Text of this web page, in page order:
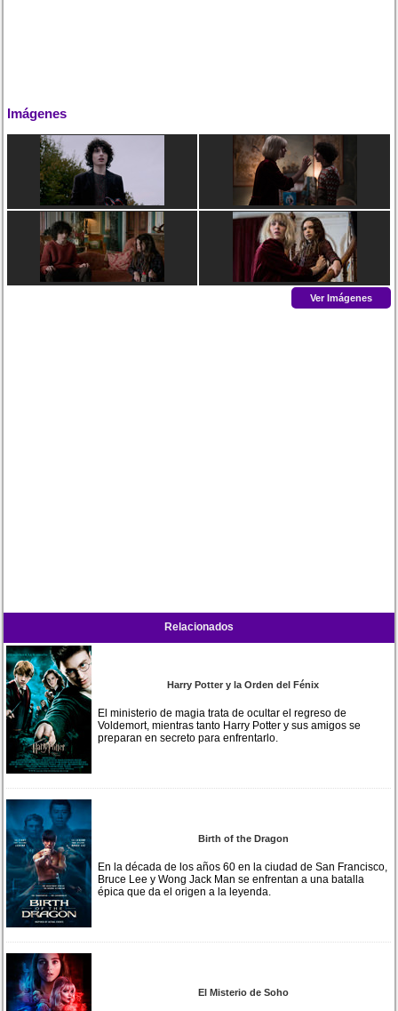
Imágenes
Ver Imágenes
Relacionados
Harry Potter y la Orden del Fénix
El ministerio de magia trata de ocultar el regreso de
Voldemort, mientras tanto Harry Potter y sus amigos se
preparan en secreto para enfrentarlo.
Birth of the Dragon
En la década de los años 60 en la ciudad de San Francisco,
Bruce Lee y Wong Jack Man se enfrentan a una batalla
épica que da el origen a la leyenda.
El Misterio de Soho